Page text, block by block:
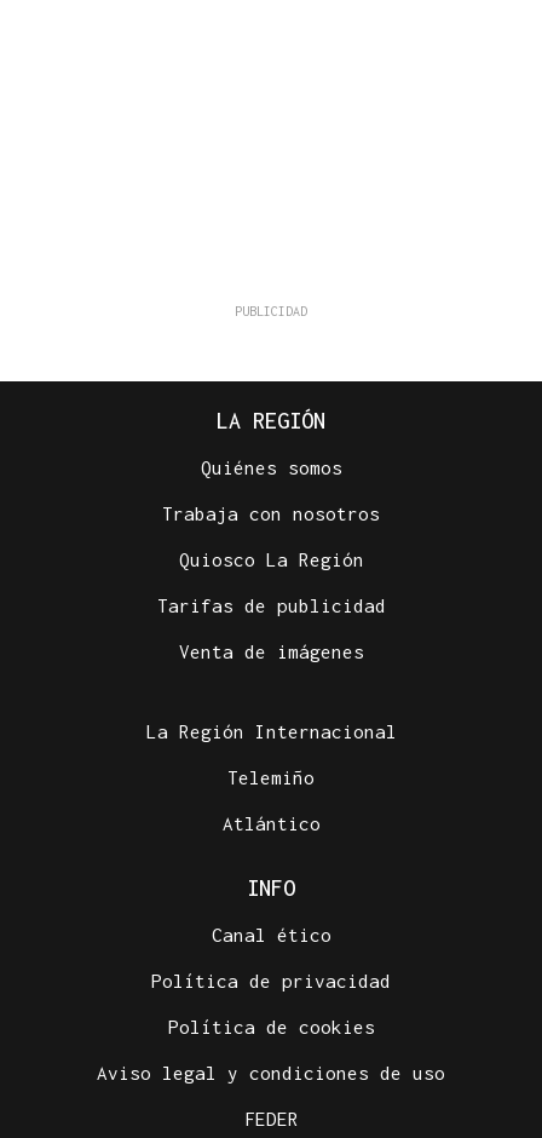
LA REGIÓN
Quiénes somos
Trabaja con nosotros
Quiosco La Región
Tarifas de publicidad
Venta de imágenes
La Región Internacional
Telemiño
Atlántico
INFO
Canal ético
Política de privacidad
Política de cookies
Aviso legal y condiciones de uso
FEDER